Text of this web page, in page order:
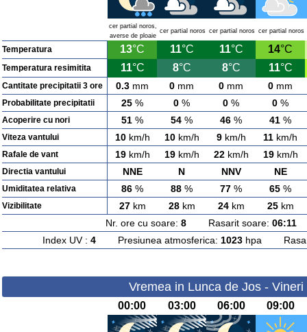
cer partial noros,
averse de ploaie
cer partial noros cer partial noros cer partial noros
Temperatura 13°C 11°C 11°C 14°C
Temperatura resimitita 11°C 8°C 8°C 11°C
Cantitate precipitatii 3 ore 0.3 mm 0 mm 0 mm 0 mm
Probabilitate precipitatii 25 % 0 % 0 % 0 %
Acoperire cu nori 51 % 54 % 46 % 41 %
Viteza vantului 10km/h 10km/h 9km/h 11 km/h
Rafale de vant 19km/h 19km/h 22km/h 19km/h
Directia vantului NNE N NNV NE
Umiditatea relativa 86 % 88 % 77 % 65 %
Vizibilitate 27km 28km 24km 25km
Nr. ore cu soare: 8 Rasarit soare: 06:11
Index UV : 4Presiunea atmosferica: 1023hpa
Vremea in Lunca de Jos -
00:00 03:00 06:00 09:00